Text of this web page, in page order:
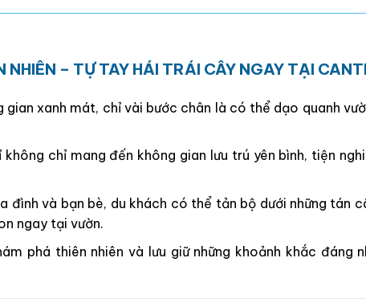
NHIÊN – TỰ TAY HÁI TRÁI CÂY NGAY TẠI
xanh mát, chỉ vài bước chân là có thể dạo quanh
chỉ mang đến không gian lưu trú yên bình, tiện
đình và bạn bè, du khách có thể tản bộ dưới những tán
ngay tại vườn.
phá thiên nhiên và lưu giữ những khoảnh khắc đáng